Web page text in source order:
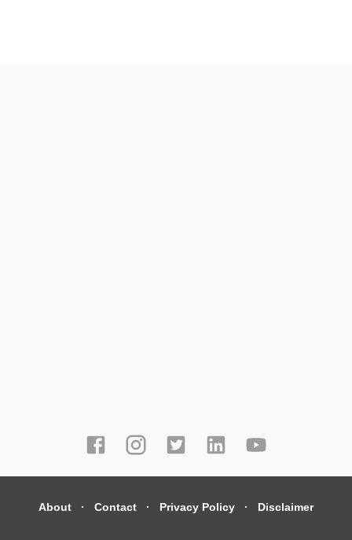
About Contact Privacy Policy Disclaimer